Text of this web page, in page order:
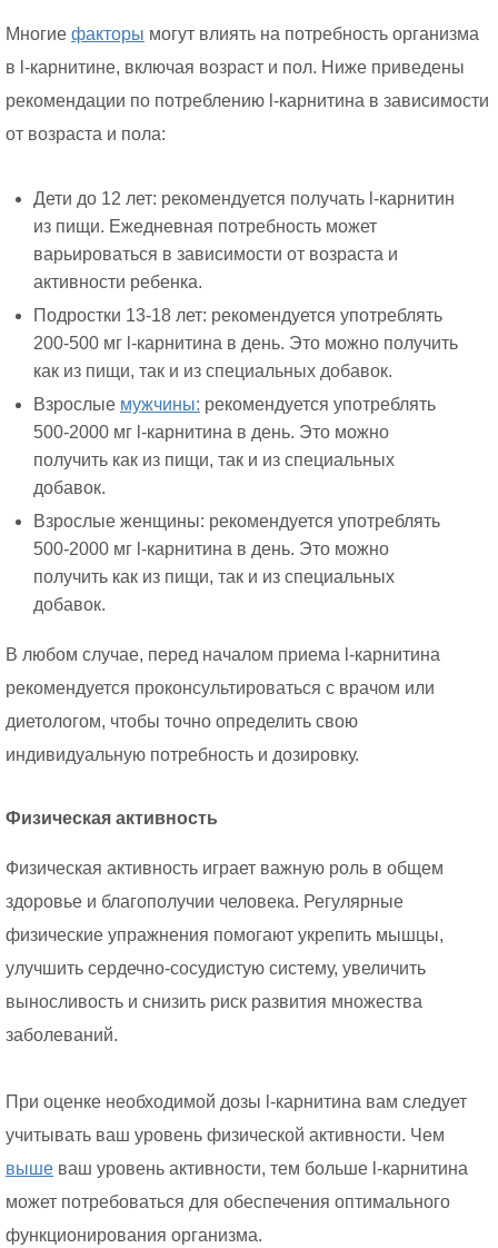
Многие факторы могут влиять на потребность организма
в l-карнитине, включая возраст и пол. Ниже приведены
рекомендации по потреблению l-карнитина в зависимости
от возраста и пола:
Дети до 12 лет: рекомендуется получать l-карнитин
из пищи. Ежедневная потребность может
варьироваться в зависимости от возраста и
активности ребенка.
Подростки 13-18 лет: рекомендуется употреблять
200-500 мг l-карнитина в день. Это можно получить
как из пищи, так и из специальных добавок.
Взрослые мужчины: рекомендуется употреблять
500-2000 мг l-карнитина в день. Это можно
получить как из пищи, так и из специальных
добавок.
Взрослые женщины: рекомендуется употреблять
500-2000 мг l-карнитина в день. Это можно
получить как из пищи, так и из специальных
добавок.
В любом случае, перед началом приема l-карнитина
рекомендуется проконсультироваться с врачом или
диетологом, чтобы точно определить свою
индивидуальную потребность и дозировку.
Физическая активность
Физическая активность играет важную роль в общем
здоровье и благополучии человека. Регулярные
физические упражнения помогают укрепить мышцы,
улучшить сердечно-сосудистую систему, увеличить
выносливость и снизить риск развития множества
заболеваний.
При оценке необходимой дозы l-карнитина вам следует
учитывать ваш уровень физической активности. Чем
выше ваш уровень активности, тем больше l-карнитина
может потребоваться для обеспечения оптимального
функционирования организма.